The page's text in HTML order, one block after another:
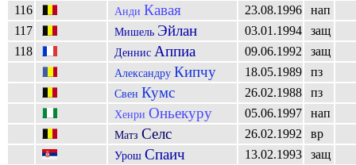
116
Анди Кавая 23.08.1996
нап
117
Мишель Эйлан 03.01.1994
защ
118
Деннис Аппиа 09.06.1992 защ
Александру Кипчу 18.05.1989 пз
Свен Кумс 26.02.1988 пз
Хенри Оньекуру 05.06.1997 нап
Матз Селс 26.02.1992 вр
Урош Спаич 13.02.1993 защ